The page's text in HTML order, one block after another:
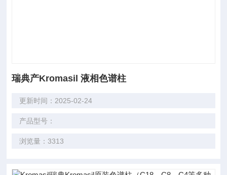
瑞典产Kromasil 液相色谱柱
更新时间：2025-02-24
产品型号：
浏览量：3313